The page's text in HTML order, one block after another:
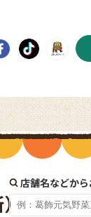
店舗名などか